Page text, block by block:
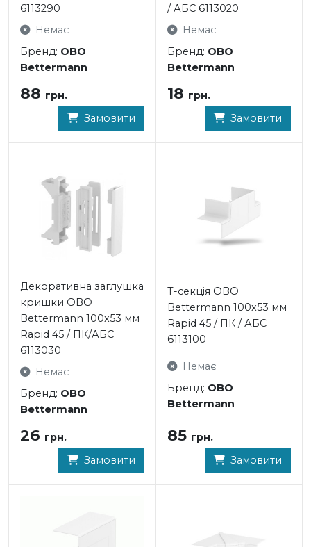
6113290
Немає
Бренд: OBO
Bettermann
88 грн.
Замовити
/ АБС 6113020
Немає
Бренд: OBO
Bettermann
18 грн.
Замовити
Декоративна заглушка
кришки OBO
Bettermann 100x53 мм
Rapid 45 / ПК/АБС
6113030
Немає
Бренд: OBO
Bettermann
26 грн.
Замовити
Т-секція OBO
Bettermann 100x53 мм
Rapid 45 / ПК / АБС
6113100
Немає
Бренд: OBO
Bettermann
85 грн.
Замовити